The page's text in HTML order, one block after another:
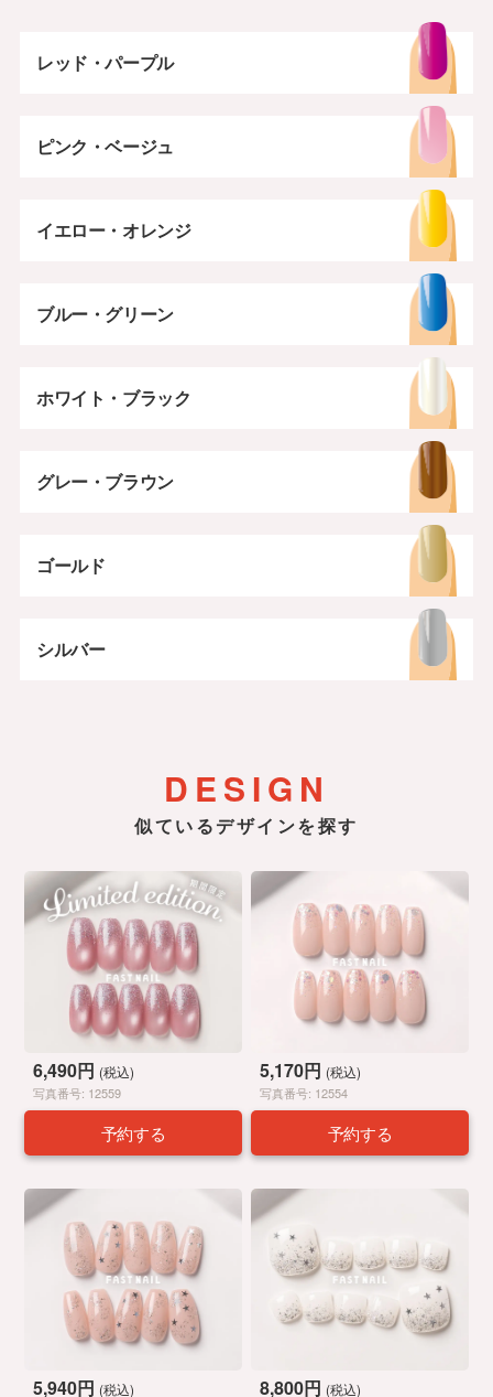
レッド・パープル
ピンク・ベージュ
イエロー・オレンジ
ブルー・グリーン
ホワイト・ブラック
グレー・ブラウン
ゴールド
シルバー
DESIGN
似ているデザインを探す
6,490円 (税込)
写真番号: 12559
予約する
5,170円 (税込)
写真番号: 12554
予約する
5,940円 (税込) 8,800円 (税込)